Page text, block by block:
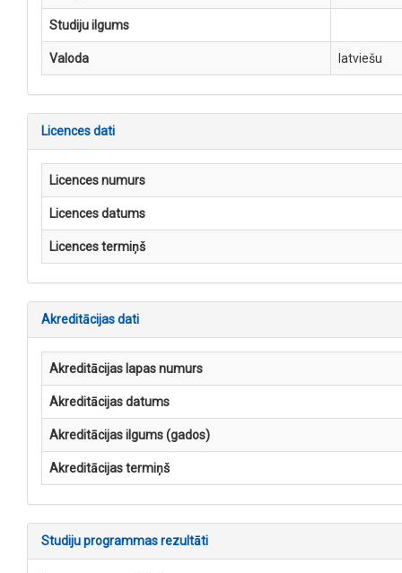
Studiju ilgums
Valoda latviešu
Licences dati
Licences numurs
Licences datums
Licences termiņš
Akreditācijas dati
Akreditācijas lapas numurs
Akreditācijas datums
Akreditācijas ilgums (gados)
Akreditācijas termiņš
Studiju programmas rezultāti